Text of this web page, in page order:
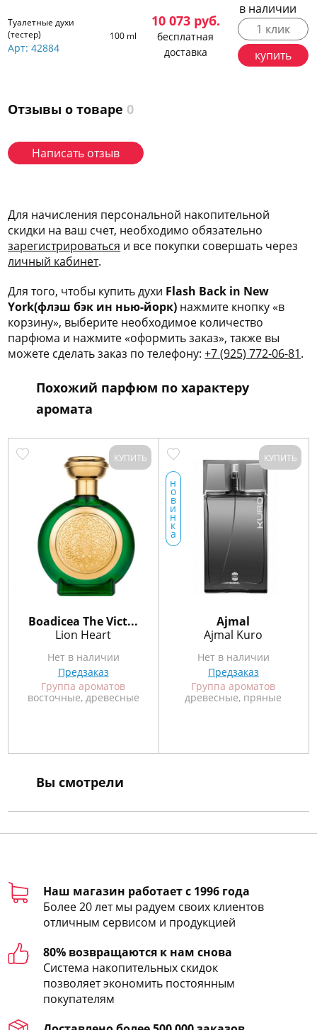
Туалетные духи
(тестер)
Арт: 42884
100 ml
10 073руб.
бесплатная
доставка
в наличии
1 клик
купить
Отзывы о товаре 0
Написать отзыв
Для начисления персональной накопительной
скидки на ваш счет, необходимо обязательно
зарегистрироваться и все покупки совершать через
личный кабинет.
Для того, чтобы купить духи Flash Back in New
York(флэш бэк ин нью-йорк) нажмите кнопку «в
корзину», выберите необходимое количество
парфюма и нажмите «оформить заказ», также вы
можете сделать заказ по телефону:+7 (925) 772-06-81.
Похожий парфюм по характеру
аромата
КУПИТЬ
Boadicea The Vict...
Lion Heart
Нет в наличии
Предзаказ
Группа ароматов
восточные, древесные
КУПИТЬ
н
о
в
и
н
к
а
Ajmal
Ajmal Kuro
Нет в наличии
Предзаказ
Группа ароматов
древесные, пряные
Вы смотрели
Наш магазин работает с 1996 года
Более 20 лет мы радуем своих клиентов
отличным сервисом и продукцией
80% возвращаются к нам снова
Система накопительных скидок
позволяет экономить постоянным
покупателям